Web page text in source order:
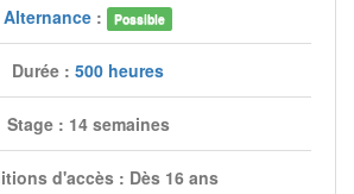
Alternance: Possible
Durée : 500 heures
Stage : 14 semaines
d'accès : Dès 16 ans